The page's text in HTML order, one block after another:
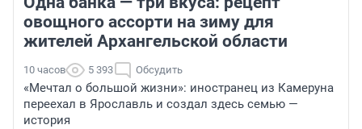
овощного ассорти на зиму для
жителей Архангельской области
10 часов 5 393 Обсудить
«Мечтал о большой жизни»: иностранец из Камеруна
переехал в Ярославль и создал здесь семью —
история